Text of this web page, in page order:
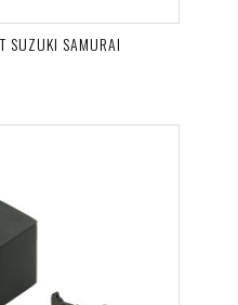
SUZUKI SAMURAI